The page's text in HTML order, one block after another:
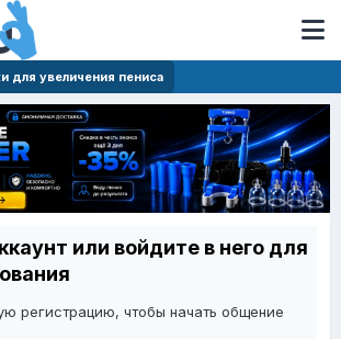
для увеличения пениса
или войдите в него для
регистрацию, чтобы начать общение